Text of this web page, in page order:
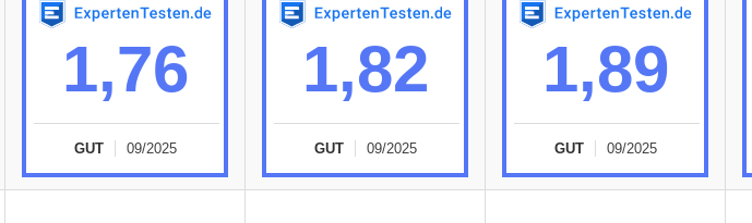
1,76
GUT 09/2025
1,82
GUT 09/2025
1,89
GUT 09/2025